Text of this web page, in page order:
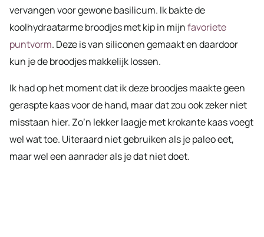
vervangen voor gewone basilicum. Ik bakte de
koolhydraatarme broodjes met kip in mijnfavoriete
puntvorm. Deze is van siliconen gemaakt en daardoor
kun je de broodjes makkelijk lossen.
Ik had op het moment dat ik deze broodjes maakte geen
geraspte kaas voor de hand, maar dat zou ook zeker niet
misstaan hier. Zo’n lekker laagje met krokante kaas voegt
wel wat toe. Uiteraard niet gebruiken als je paleo eet,
maar wel een aanrader als je dat niet doet.